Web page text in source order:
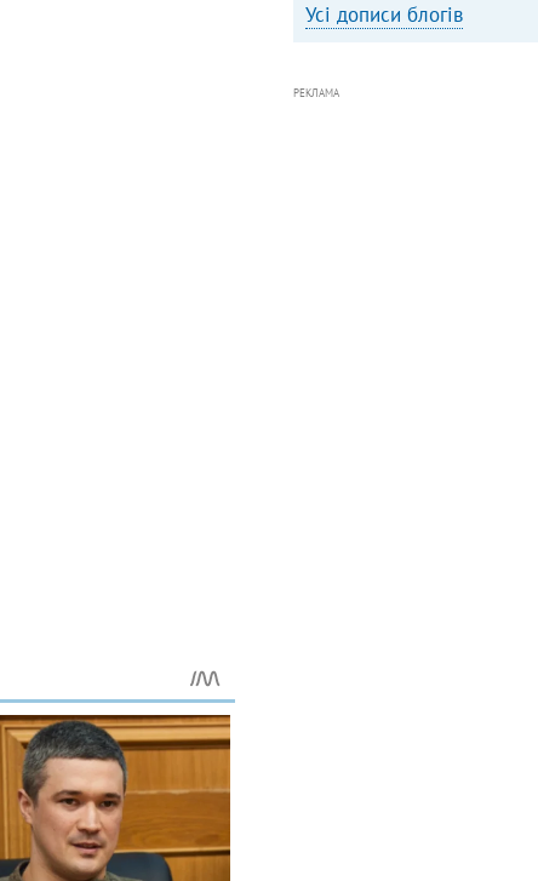
Усі дописи блогів
РЕКЛАМА